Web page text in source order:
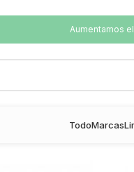
Aumentamos
TodoMarcas